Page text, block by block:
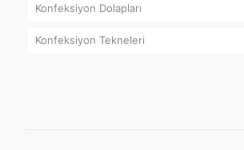
Konfeksiyon Dolapları
Konfeksiyon Tekneleri